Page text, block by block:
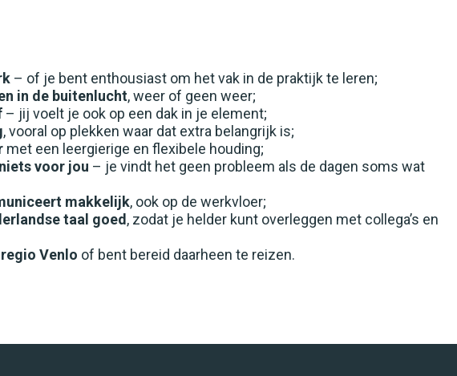
– of je bent enthousiast om het vak in de praktijk te leren;
in de buitenlucht, weer of geen weer;
– jij voelt je ook op een dak in je element;
, vooral op plekken waar dat extra belangrijk is;
met een leergierige en flexibele houding;
voor jou – je vindt het geen probleem als de dagen soms wat
makkelijk, ook op de werkvloer;
taal goed , zodat je helder kunt overleggen met collega’s en
Venlo of bent bereid daarheen te reizen.